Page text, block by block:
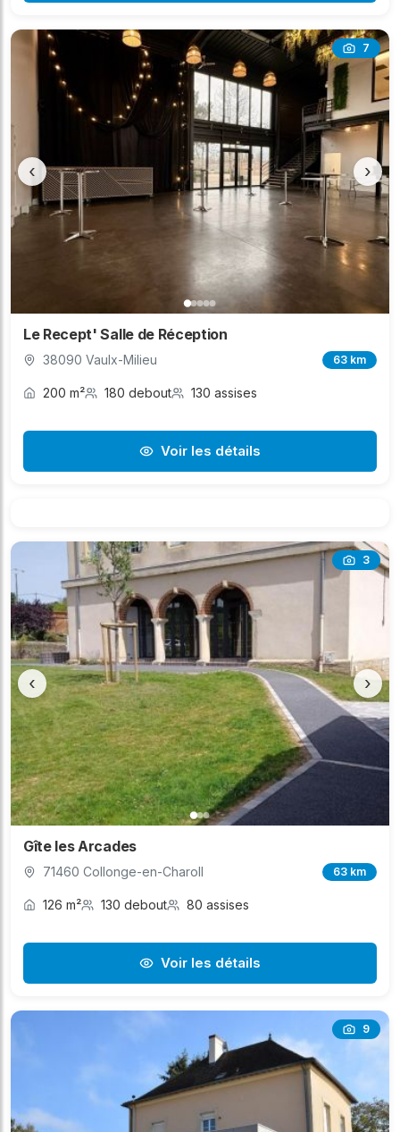
7
‹ ›
Le Recept' Salle de Réception
38090 Vaulx-Milieu 63 km
200 m² 180 debout 130 assises
Voir les détails
3
‹ ›
Gîte les Arcades
71460 Collonge-en-Charoll 63 km
126 m² 130 debout 80 assises
Voir les détails
9